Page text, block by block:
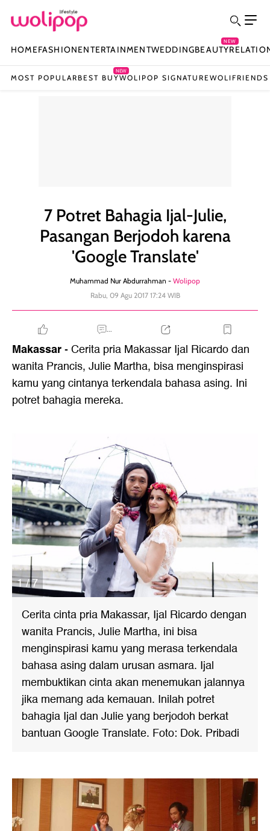
HOMEFASHIONENTERTAINMENTWEDDINGBEAUTY
NEW
MOST POPULAR BEST BUY
NEW
WOLIPOP SIGNATUREWOLIFRIENDS
7 Potret Bahagia Ijal-Julie,
Pasangan Berjodoh karena
'Google Translate'
Muhammad Nur Abdurrahman - Wolipop
Rabu, 09 Agu 2017 17:24 WIB
...
Makassar- Cerita pria Makassar Ijal Ricardo dan
wanita Prancis, Julie Martha, bisa menginspirasi
kamu yang cintanya terkendala bahasa asing. Ini
potret bahagia mereka.
1 / 7
Cerita cinta pria Makassar, Ijal Ricardo dengan
wanita Prancis, Julie Martha, ini bisa
menginspirasi kamu yang merasa terkendala
bahasa asing dalam urusan asmara. Ijal
membuktikan cinta akan menemukan jalannya
jika memang ada kemauan. Inilah potret
bahagia Ijal dan Julie yang berjodoh berkat
bantuan Google Translate. Foto: Dok. Pribadi